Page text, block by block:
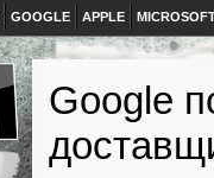
GOOGLE APPLE
Google